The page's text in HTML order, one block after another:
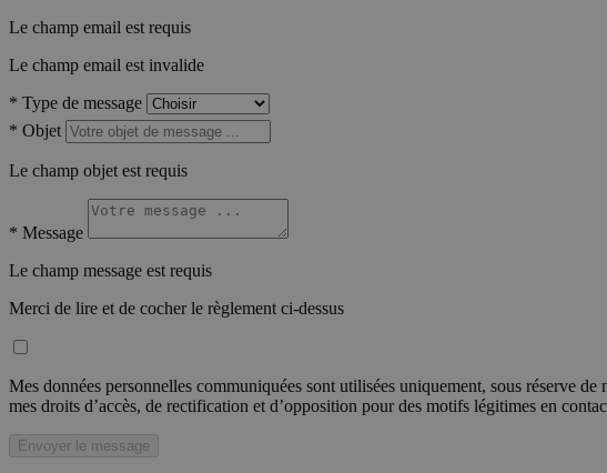
Le champ email est requis
Le champ email est invalide
* Type de message
* Objet
Le champ objet est requis
* Message
Le champ message est requis
Merci de lire et de cocher le règlement ci-dessus
Mes données personnelles communiquées sont utilisées uniquement, sous réserve
mes droits d’accès, de rectification et d’opposition pour des motifs légitimes en
Envoyer le message